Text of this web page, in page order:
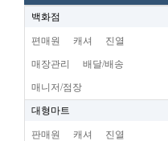
백화점
편매원 캐셔 진열
매장관리 배달/배송
매니저/점장
대형마트
판매원 캐셔 진열